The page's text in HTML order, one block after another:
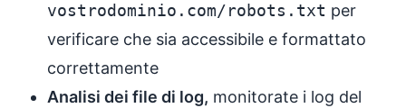
vostrodominio.com/robots.txt per
verificare che sia accessibile e formattato
correttamente
Analisi dei file di log, monitorate i log del